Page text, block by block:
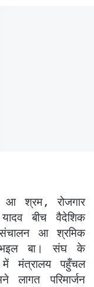
आ श्रम, रोजगार
बीच वैदेशिक
संचालन आ श्रमिक
भइल बा। संघ के
मंत्रालय पहुँचल
लागत परिमार्जन